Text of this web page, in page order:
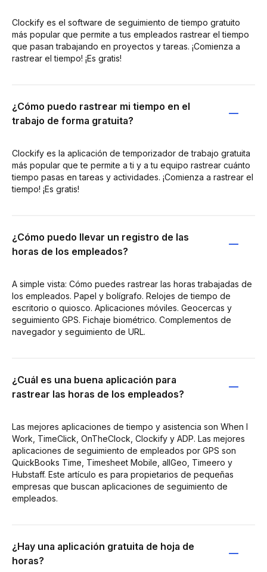
Clockify es el software de seguimiento de tiempo gratuito
más popular que permite a tus empleados rastrear el tiempo
que pasan trabajando en proyectos y tareas. ¡Comienza a
rastrear el tiempo! ¡Es gratis!
¿Cómo puedo rastrear mi tiempo en el
trabajo de forma gratuita?
Clockify es la aplicación de temporizador de trabajo gratuita
más popular que te permite a ti y a tu equipo rastrear cuánto
tiempo pasas en tareas y actividades. ¡Comienza a rastrear el
tiempo! ¡Es gratis!
¿Cómo puedo llevar un registro de las
horas de los empleados?
A simple vista: Cómo puedes rastrear las horas trabajadas de
los empleados. Papel y bolígrafo. Relojes de tiempo de
escritorio o quiosco. Aplicaciones móviles. Geocercas y
seguimiento GPS. Fichaje biométrico. Complementos de
navegador y seguimiento de URL.
¿Cuál es una buena aplicación para
rastrear las horas de los empleados?
Las mejores aplicaciones de tiempo y asistencia son When I
Work, TimeClick, OnTheClock, Clockify y ADP. Las mejores
aplicaciones de seguimiento de empleados por GPS son
QuickBooks Time, Timesheet Mobile, allGeo, Timeero y
Hubstaff. Este artículo es para propietarios de pequeñas
empresas que buscan aplicaciones de seguimiento de
empleados.
¿Hay una aplicación gratuita de hoja de
horas?